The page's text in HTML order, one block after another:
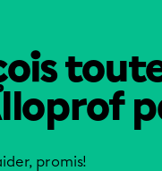
promis!